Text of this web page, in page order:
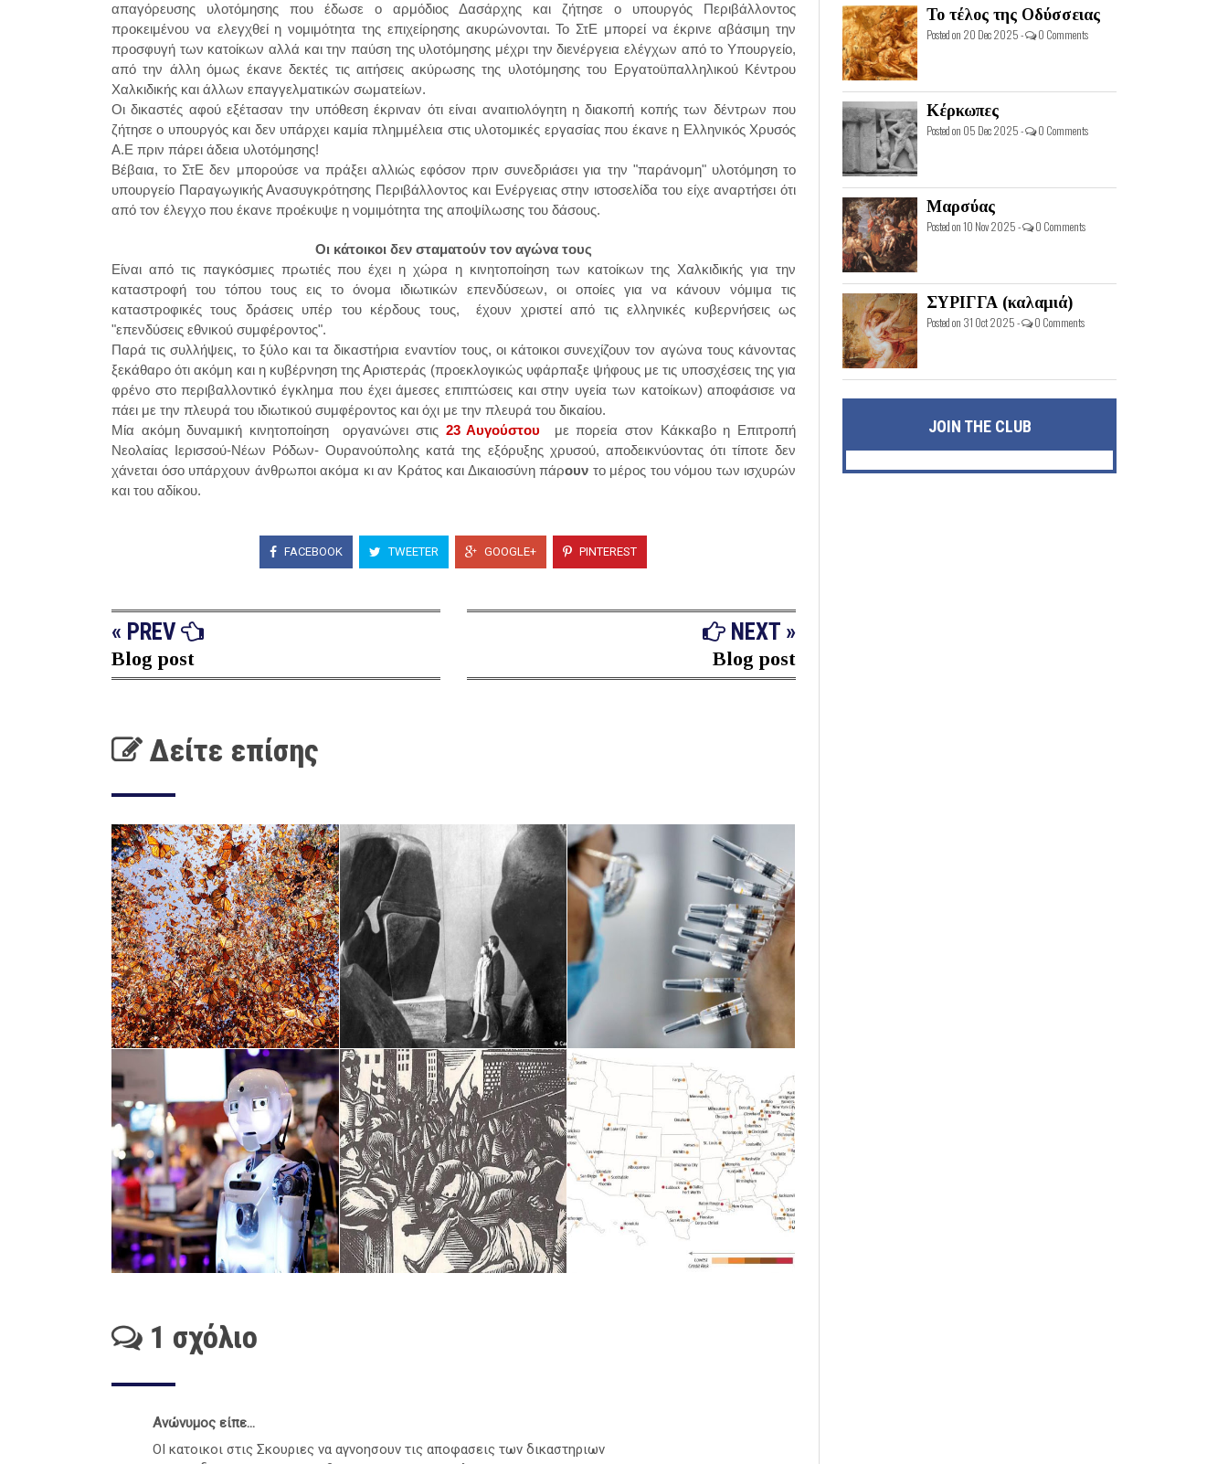
απαγόρευσης υλοτόμησης που έδωσε ο αρμόδιος Δασάρχης και ζήτησε ο υπουργός Περιβάλλοντος
προκειμένου να ελεγχθεί η νομιμότητα της επιχείρησης ακυρώνονται. Το ΣτΕ μπορεί να έκρινε αβάσιμη την
προσφυγή των κατοίκων αλλά και την παύση της υλοτόμησης μέχρι την διενέργεια ελέγχων από το Υπουργείο,
από την άλλη όμως έκανε δεκτές τις αιτήσεις ακύρωσης της υλοτόμησης του Εργατοϋπαλληλικού Κέντρου
Χαλκιδικής και άλλων επαγγελματικών σωματείων.
Οι δικαστές αφού εξέτασαν την υπόθεση έκριναν ότι είναι αναιτιολόγητη η διακοπή κοπής των δέντρων που
ζήτησε ο υπουργός και δεν υπάρχει καμία πλημμέλεια στις υλοτομικές εργασίας που έκανε η Ελληνικός Χρυσός
Α.Ε πριν πάρει άδεια υλοτόμησης!
Βέβαια, το ΣτΕ δεν μπορούσε να πράξει αλλιώς εφόσον πριν συνεδριάσει για την "παράνομη" υλοτόμηση το
υπουργείο Παραγωγικής Ανασυγκρότησης Περιβάλλοντος και Ενέργειας στην ιστοσελίδα του είχε αναρτήσει ότι
από τον έλεγχο που έκανε προέκυψε η νομιμότητα της αποψίλωσης του δάσους.
Οι κάτοικοι δεν σταματούν τον αγώνα τους
Είναι από τις παγκόσμιες πρωτιές που έχει η χώρα η κινητοποίηση των κατοίκων της Χαλκιδικής για την
καταστροφή του τόπου τους εις το όνομα ιδιωτικών επενδύσεων, οι οποίες για να κάνουν νόμιμα τις
καταστροφικές τους δράσεις υπέρ του κέρδους τους, έχουν χριστεί από τις ελληνικές κυβερνήσεις ως
"επενδύσεις εθνικού συμφέροντος".
Παρά τις συλλήψεις, το ξύλο και τα δικαστήρια εναντίον τους, οι κάτοικοι συνεχίζουν τον αγώνα τους κάνοντας
ξεκάθαρο ότι ακόμη και η κυβέρνηση της Αριστεράς (προεκλογικώς υφάρπαξε ψήφους με τις υποσχέσεις της για
φρένο στο περιβαλλοντικό έγκλημα που έχει άμεσες επιπτώσεις και στην υγεία των κατοίκων) αποφάσισε να
πάει με την πλευρά του ιδιωτικού συμφέροντος και όχι με την πλευρά του δικαίου.
Μία ακόμη δυναμική κινητοποίηση οργανώνει στις 23 Αυγούστου με πορεία στον Κάκκαβο η Επιτροπή
Νεολαίας Ιερισσού-Νέων Ρόδων- Ουρανούπολης κατά της εξόρυξης χρυσού, αποδεικνύοντας ότι τίποτε δεν
χάνεται όσο υπάρχουν άνθρωποι ακόμα κι αν Κράτος και Δικαιοσύνη πάρουν το μέρος του νόμου των ισχυρών
και του αδίκου.
FACEBOOK TWEETER GOOGLE+ PINTEREST
« PREV
Blog post
NEXT »
Blog post
Δείτε επίσης
1 σχόλιο
Ανώνυμος είπε...
ΟΙ κατοικοι στις Σκουριες να αγνοησουν τις αποφασεις των δικαστηριων
Το τέλος της Οδύσσειας
Posted on 20 Dec 2025 - 0 Comments
Κέρκωπες
Posted on 05 Dec 2025 - 0 Comments
Μαρσύας
Posted on 10 Nov 2025 - 0 Comments
ΣΥΡΙΓΓΑ (καλαμιά)
Posted on 31 Oct 2025 - 0 Comments
JOIN THE CLUB